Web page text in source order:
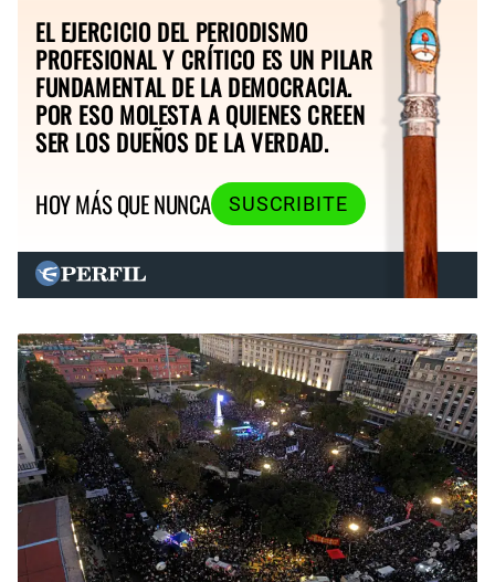
EL EJERCICIO DEL PERIODISMO
PROFESIONAL Y CRÍTICO ES UN PILAR
FUNDAMENTAL DE LA DEMOCRACIA.
POR ESO MOLESTA A QUIENES CREEN
SER LOS DUEÑOS DE LA VERDAD.
HOY MÁS QUE NUNCA
SUSCRIBITE